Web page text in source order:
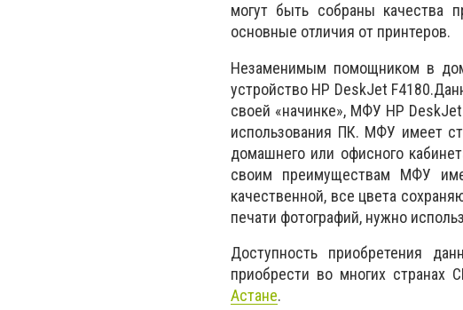
могут быть собраны качества
основные отличия от принтеров.
Незаменимым помощником в
устройство HP DeskJet
своей «начинке», МФУ HP
использования ПК. МФУ имеет
домашнего или офисного
своим преимуществам МФУ
качественной, все цвета
печати фотографий, нужно
Доступность приобретения
приобрести во многих странах
Астане.